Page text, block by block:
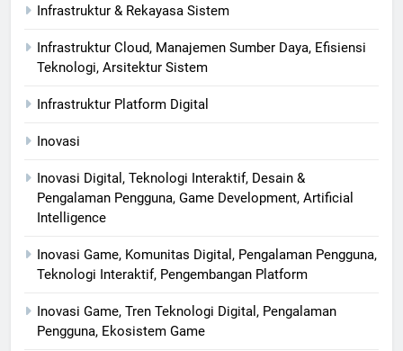
Infrastruktur & Rekayasa Sistem
Infrastruktur Cloud, Manajemen Sumber Daya, Efisiensi
Teknologi, Arsitektur Sistem
Infrastruktur Platform Digital
Inovasi
Inovasi Digital, Teknologi Interaktif, Desain &
Pengalaman Pengguna, Game Development, Artificial
Intelligence
Inovasi Game, Komunitas Digital, Pengalaman Pengguna,
Teknologi Interaktif, Pengembangan Platform
Inovasi Game, Tren Teknologi Digital, Pengalaman
Pengguna, Ekosistem Game